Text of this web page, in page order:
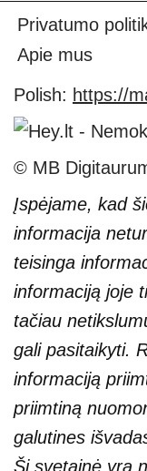
Privatumo
Apie mus
Polish: https://
© MB
Įspėjame, kad
informacija
teisinga
informaciją joje
tačiau
gali pasitaikyti.
informaciją
priimtiną
galutines
Ši svetainė yra